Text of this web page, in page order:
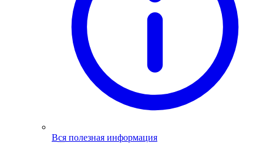
Вся полезная информация